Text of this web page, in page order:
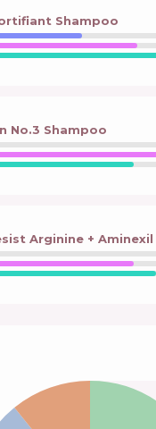
Shampoo
No.3 Shampoo
Arginine + Aminexil